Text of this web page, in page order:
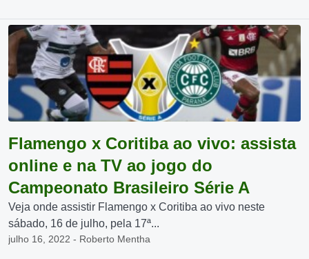
Flamengo x Coritiba ao vivo: assista
online e na TV ao jogo do
Campeonato Brasileiro Série A
Veja onde assistir Flamengo x Coritiba ao vivo neste
sábado, 16 de julho, pela 17ª...
julho 16, 2022 - Roberto Mentha